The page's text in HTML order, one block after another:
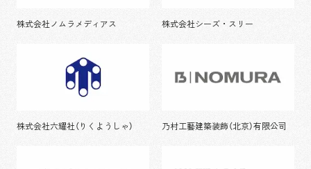
株式会社ノムラメディアス 株式会社シーズ・スリー
株式会社六耀社（りくようしゃ） 乃村工藝建築装飾（北京）有限公司